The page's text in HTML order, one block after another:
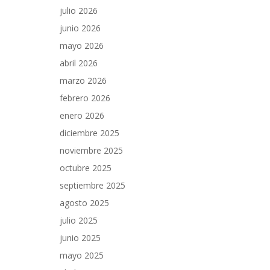
julio 2026
junio 2026
mayo 2026
abril 2026
marzo 2026
febrero 2026
enero 2026
diciembre 2025
noviembre 2025
octubre 2025
septiembre 2025
agosto 2025
julio 2025
junio 2025
mayo 2025